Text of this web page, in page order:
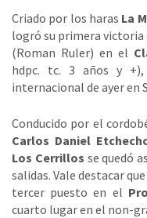
Criado por los haras La
logró su primera victoria
(Roman Ruler) en el
hdpc. tc. 3 años y
internacional de ayer en
Conducido por el
Carlos Daniel
Los Cerrillos se quedó
salidas. Vale destacar
tercer puesto en el
cuarto lugar en el non-